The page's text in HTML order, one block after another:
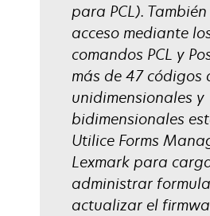
para PCL).
acceso mediante
comandos PCL y
más de 47 códigos
unidimensionales y
bidimensionales
Utilice Forms
Lexmark para
administrar
actualizar el